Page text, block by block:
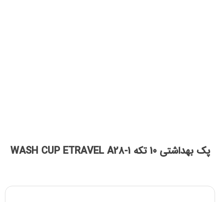
پک بهداشتی 10 تکه WASH CUP ETRAVEL A28-1